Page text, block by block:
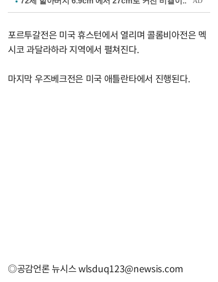
포르투갈전은 미국 휴스턴에서 열리며 콜롬비아전은 멕
시코 과달라하라 지역에서 펼쳐진다.
마지막 우즈베크전은 미국 애틀란타에서 진행된다.
◎공감언론 뉴시스wlsduq123@newsis.com